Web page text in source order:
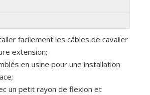
facilement les câbles de cavalier
extension;
en usine pour une installation
un petit rayon de flexion et